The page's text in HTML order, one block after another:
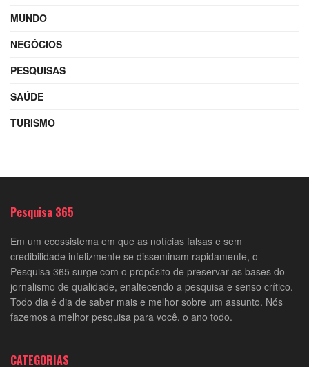
MUNDO
NEGÓCIOS
PESQUISAS
SAÚDE
TURISMO
Pesquisa 365
Em um ecossistema em que as notícias falsas e sem
credibilidade infelizmente se disseminam rapidamente, o
Pesquisa 365 surge com o propósito de preservar as bases do
jornalismo de qualidade, enaltecendo a pesquisa e senso crítico.
Todo dia é dia de saber mais e melhor sobre um assunto. Nós
fazemos a melhor pesquisa para você, o ano todo.
CATEGORIAS